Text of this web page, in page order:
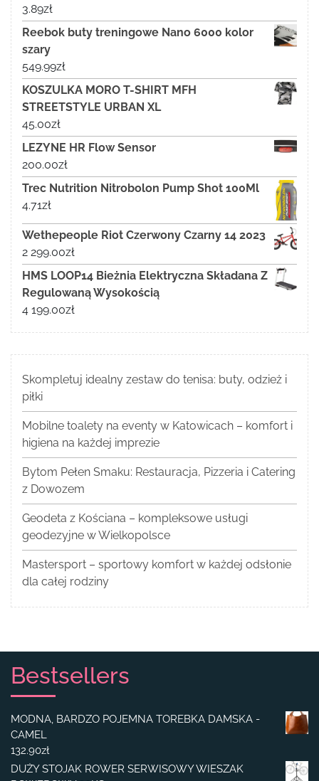
3.89zł
Reebok buty treningowe Nano 6000 kolor
szary
549.99zł
KOSZULKA MORO T-SHIRT MFH
STREETSTYLE URBAN XL
45.00zł
LEZYNE HR Flow Sensor
200.00zł
Trec Nutrition Nitrobolon Pump Shot 100Ml
4.71zł
Wethepeople Riot Czerwony Czarny 14 2023
2 299.00zł
HMS LOOP14 Bieżnia Elektryczna Składana Z
Regulowaną Wysokością
4 199.00zł
Skompletuj idealny zestaw do tenisa: buty, odzież i
piłki
Mobilne toalety na eventy w Katowicach – komfort i
higiena na każdej imprezie
Bytom Pełen Smaku: Restauracja, Pizzeria i Catering
z Dowozem
Geodeta z Kościana – kompleksowe usługi
geodezyjne w Wielkopolsce
Mastersport – sportowy komfort w każdej odsłonie
dla całej rodziny
Bestsellers
MODNA, BARDZO POJEMNA TOREBKA DAMSKA -
CAMEL
132.90zł
DUŻY STOJAK ROWER SERWISOWY WIESZAK